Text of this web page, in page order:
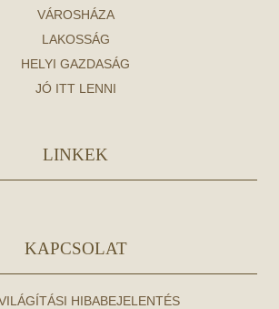
VÁROSHÁZA
LAKOSSÁG
HELYI GAZDASÁG
JÓ ITT LENNI
LINKEK
KAPCSOLAT
HIBABEJELENTÉS